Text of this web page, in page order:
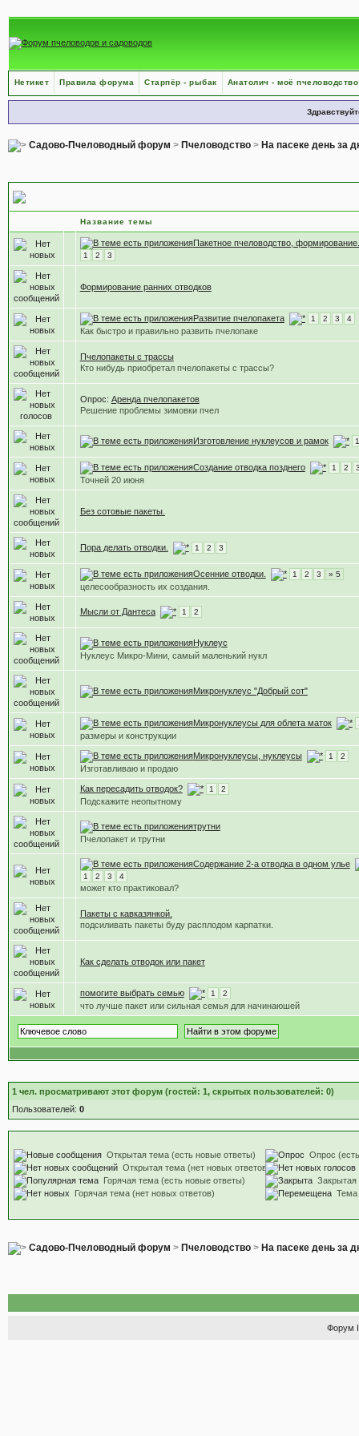
Нетикет Правила форума Старпёр - рыбак Анатолич - моё пчеловодство
Садово-Пчеловодный форум > Пчеловодство> На пасеке день за
Название темы
Пакетное пчеловодство, формирование.
1 2 3
Формирование ранних отводков
Развитие пчелопакета 1 2 3 4
Как быстро и правильно развить пчелопаке
Пчелопакеты с трассы
Кто нибудь приобретал пчелопакеты с трассы?
Опрос: Аренда пчелопакетов
Решение проблемы зимовки пчел
Изготовление нуклеусов и рамок 1
Создание отводка позднего 1 2
Точней 20 июня
Без сотовые пакеты.
Пора делать отводки. 1 2 3
Осенние отводки. 1 2 3 » 5
целесообразность их создания.
Мысли от Дантеса 1 2
Нуклеус
Нуклеус Микро-Мини, самый маленький нукл
Микронуклеус "Добрый сот"
Микронуклеусы для облета маток
размеры и конструкции
Микронуклеусы, нуклеусы 1 2
Изготавливаю и продаю
Как пересадить отводок? 1 2
Подскажите неопытному
трутни
Пчелопакет и трутни
Содержание 2-а отводка в одном улье
1 2 3 4
может кто практиковал?
Пакеты с кавказянкой.
подсиливать пакеты буду расплодом карпатки.
Как сделать отводок или пакет
помогите выбрать семью 1 2
что лучше пакет или сильная семья для начинаюшей
1 чел. просматривают этот форум (гостей: 1, скрытых пользователей: 0)
Пользователей: 0
Открытая тема (есть новые ответы)
Открытая тема (нет новых ответов)
Горячая тема (есть новые ответы)
Горячая тема (нет новых ответов)
Опрос
Закрытая
Тема
Садово-Пчеловодный форум > Пчеловодство> На пасеке день за
Форум